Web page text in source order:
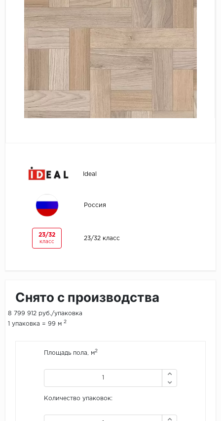
CorkArt Vinyl
CronaFloor
Damy Floor
Decoria
Dolce Flooring
Floor Click
Ideal
Россия
23/32
класс
23/32 класс
Снято с производства
8 799 912 руб./упаковка
1 упаковка = 99 м 2
Площадь пола, м2
Количество упаковок: